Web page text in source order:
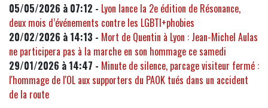
05/05/2026 à 07:12 - Lyon lance la 2e édition de Résonance,
deux mois d’événements contre les LGBTI+phobies
20/02/2026 à 14:13 - Mort de Quentin à Lyon : Jean-Michel Aulas
ne participera pas à la marche en son hommage ce samedi
29/01/2026 à 14:47 - Minute de silence, parcage visiteur fermé :
l'hommage de l'OL aux supporters du PAOK tués dans un accident
de la route